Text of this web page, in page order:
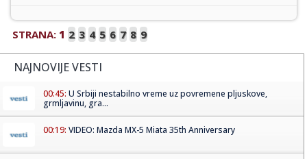
STRANA: 1 2 3 4 5 6 7 8 9
NAJNOVIJE VESTI
00:45: U Srbiji nestabilno vreme uz povremene pljuskove,
grmljavinu, gra...
00:19: VIDEO: Mazda MX-5 Miata 35th Anniversary